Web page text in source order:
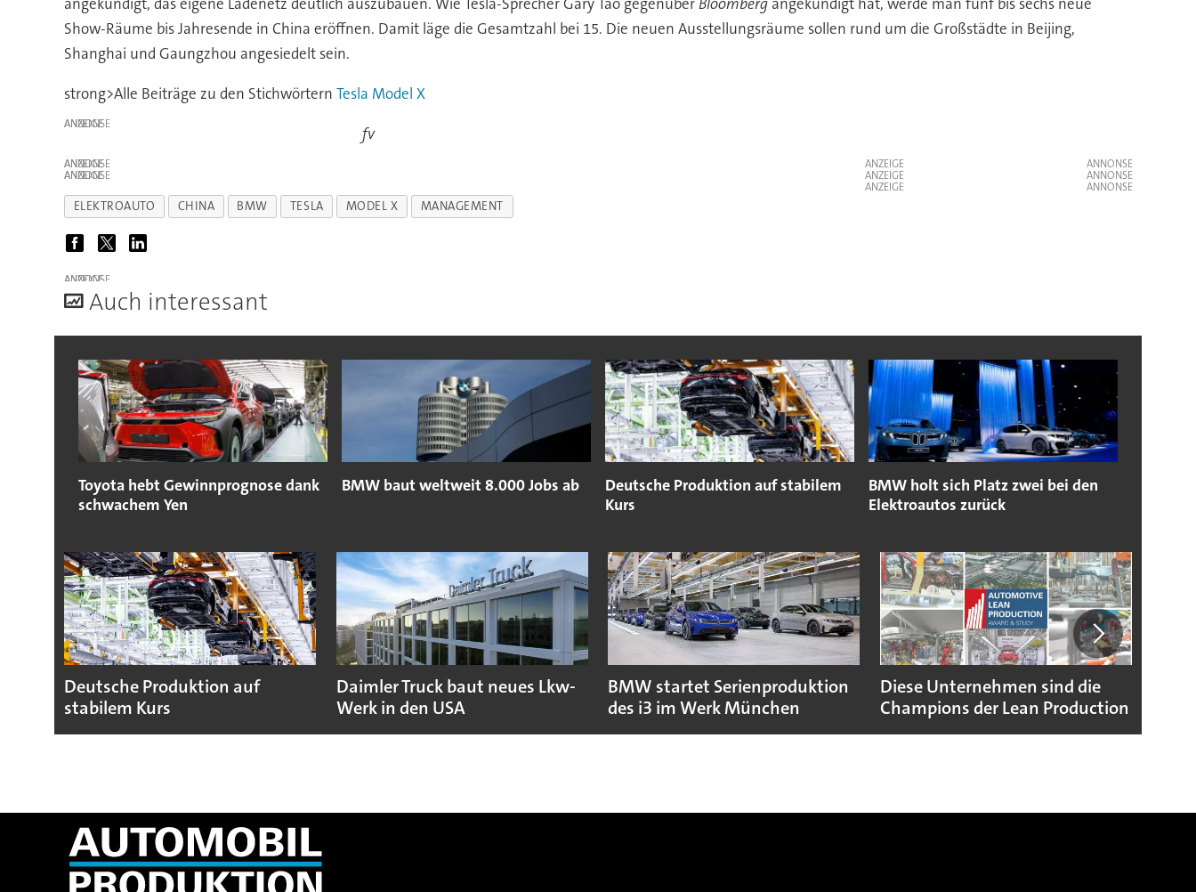
Show-Räume bis Jahresende in China eröffnen. Damit läge die Gesamtzahl bei 15. Die neuen Ausstellungsräume sollen rund um die Großstädte in Beijing,
Shanghai und Gaungzhou angesiedelt sein.
strong>Alle Beiträge zu den Stichwörtern Tesla Model X
ANZEIGE fv
ANZEIGE
ANZEIGE
ANZEIGE
ANZEIGE
ANZEIGE
ELEKTROAUTO CHINA BMW TESLA MODEL X MANAGEMENT
ANZEIGE
Auch interessant
Toyota hebt Gewinnprognose dank
schwachem Yen
BMW baut weltweit 8.000 Jobs ab
Deutsche Produktion auf stabilem
Kurs
BMW holt sich Platz zwei bei den
Elektroautos zurück
Deutsche Produktion auf
stabilem Kurs
Daimler Truck baut neues Lkw-
Werk in den USA
BMW startet Serienproduktion
des i3 im Werk München
Diese Unternehmen sind die
Champions der Lean Production